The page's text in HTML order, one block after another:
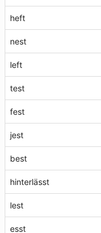
heft
nest
left
test
fest
jest
best
hinterlässt
lest
esst